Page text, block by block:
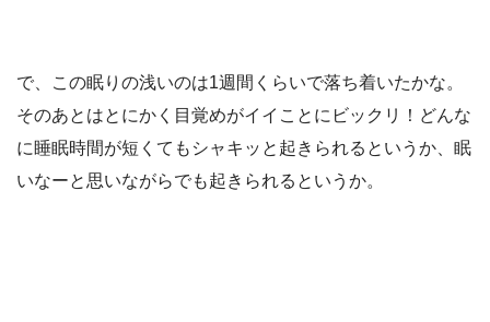
で、この眠りの浅いのは1週間くらいで落ち着いたかな。
そのあとはとにかく目覚めがイイことにビックリ！どんな
に睡眠時間が短くてもシャキッと起きられるというか、眠
いなーと思いながらでも起きられるというか。